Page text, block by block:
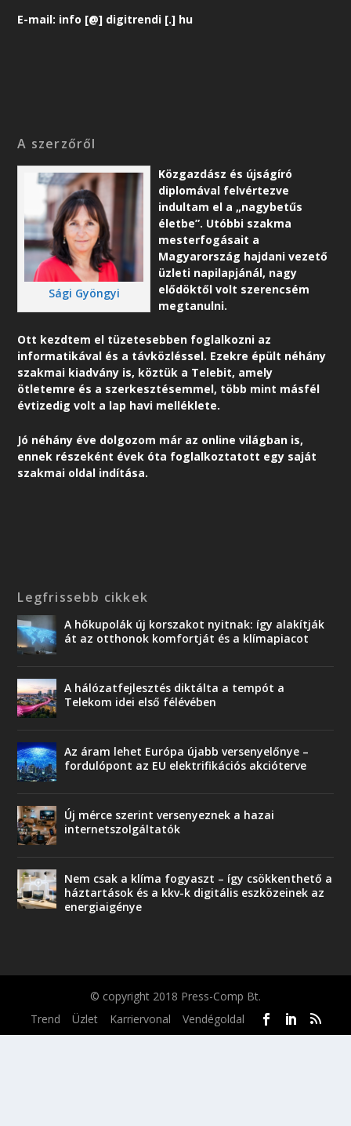
E-mail: info [@] digitrendi [.] hu
A szerzőről
Sági Gyöngyi
Közgazdász és újságíró
diplomával felvértezve
indultam el a „nagybetűs
életbe”. Utóbbi szakma
mesterfogásait a
Magyarország hajdani vezető
üzleti napilapjánál, nagy
elődöktől volt szerencsém
megtanulni.
Ott kezdtem el tüzetesebben foglalkozni az
informatikával és a távközléssel. Ezekre épült néhány
szakmai kiadvány is, köztük a Telebit, amely
ötletemre és a szerkesztésemmel, több mint másfél
évtizedig volt a lap havi melléklete.
Jó néhány éve dolgozom már az online világban is,
ennek részeként évek óta foglalkoztatott egy saját
szakmai oldal indítása.
Legfrissebb cikkek
A hőkupolák új korszakot nyitnak: így alakítják
át az otthonok komfortját és a klímapiacot
A hálózatfejlesztés diktálta a tempót a
Telekom idei első félévében
Az áram lehet Európa újabb versenyelőnye –
fordulópont az EU elektrifikációs akcióterve
Új mérce szerint versenyeznek a hazai
internetszolgáltatók
Nem csak a klíma fogyaszt – így csökkenthető a
háztartások és a kkv-k digitális eszközeinek az
energiaigénye
© copyright 2018 Press-Comp Bt.
Trend
Üzlet Karriervonal Vendégoldal